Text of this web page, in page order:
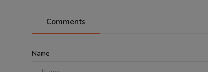
Comments
Name